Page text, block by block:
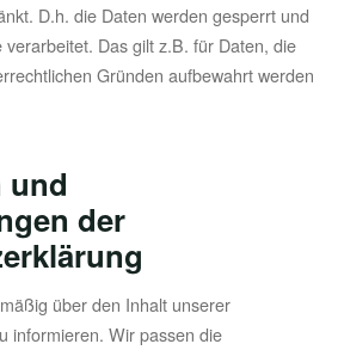
D.h. die Daten werden gesperrt und
Das gilt z.B. für Daten, die
Gründen aufbewahrt werden
und
der
über den Inhalt unserer
informieren. Wir passen die